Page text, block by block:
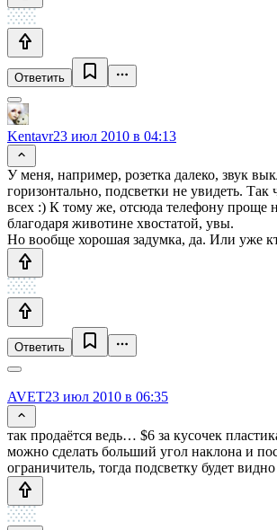
Ответить
Kentavr23 июл 2010 в 04:13
У меня, например, розетка далеко, звук
горизонтально, подсветки не увидеть. Так
всех :) К тому же, отсюда телефону проще
благодаря животине хвостатой, увы.
Но вообще хорошая задумка, да. Или уже
Ответить
AVET23 июл 2010 в 06:35
так продаётся ведь… $6 за кусочек
можно сделать больший угол наклона и
ограничитель, тогда подсветку будет видно